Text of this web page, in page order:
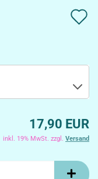
17,90 EUR
inkl. 19% MwSt. zzgl. Versand